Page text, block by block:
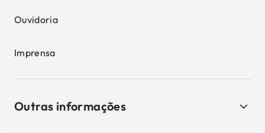
Ouvidoria
Imprensa
Outras informações